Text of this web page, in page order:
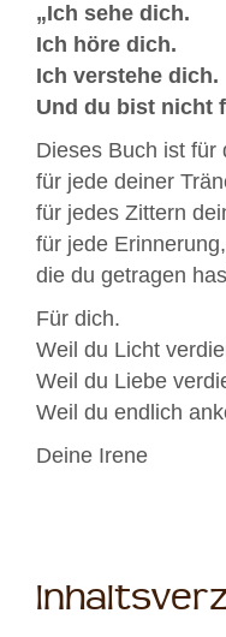
„Ich sehe dich.
Ich höre dich.
Ich verstehe dich.
Und du bist nicht
Dieses Buch ist für
für jede deiner
für jedes Zittern
für jede Erinnerung,
die du getragen
Für dich.
Weil du Licht
Weil du Liebe
Weil du endlich
Deine Irene